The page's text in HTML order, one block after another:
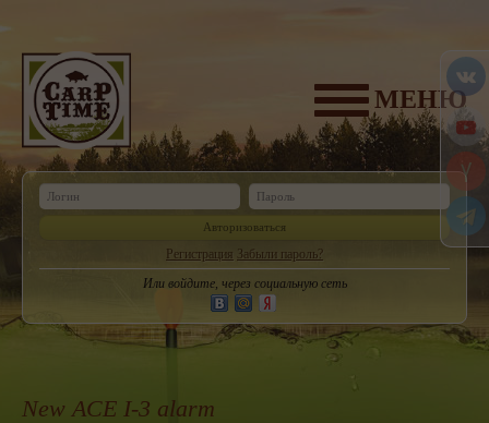
МЕНЮ
Авторизоваться
Регистрация Забыли пароль?
Или войдите, через социальную сеть
New ACE I-3 alarm